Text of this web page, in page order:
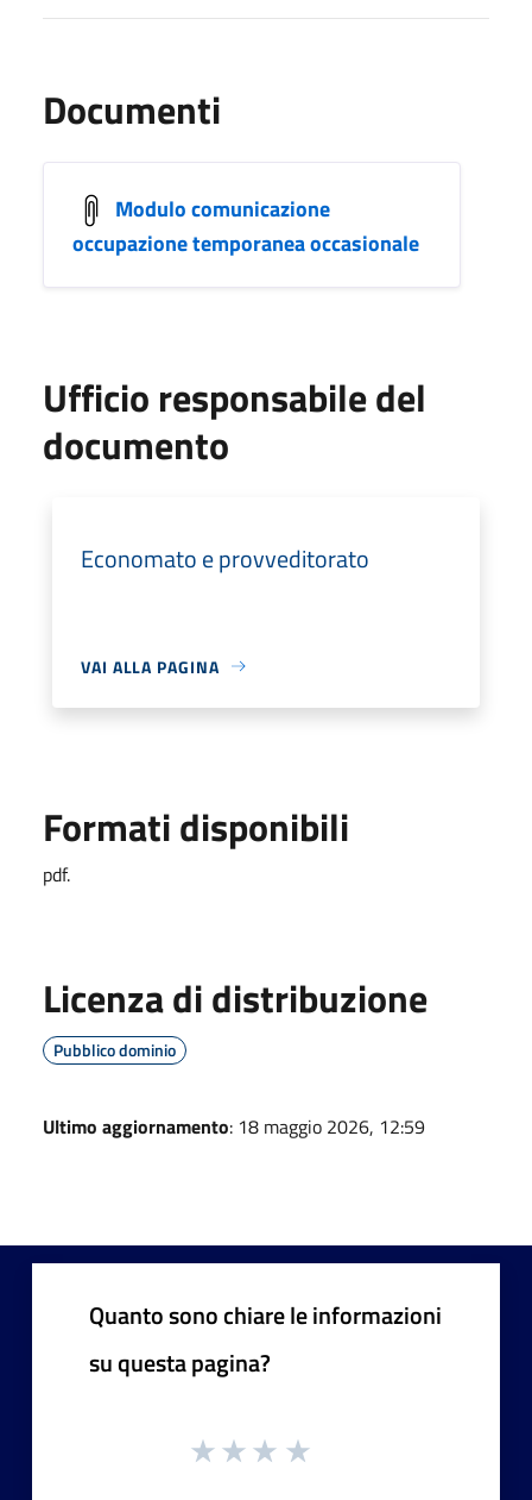
Documenti
Modulo comunicazione
occupazione temporanea occasionale
Ufficio responsabile del
documento
Economato e provveditorato
VAI ALLA PAGINA
Formati disponibili
pdf.
Licenza di distribuzione
Pubblico dominio
Ultimo aggiornamento: 18 maggio 2026, 12:59
Quanto sono chiare le informazioni
su questa pagina?